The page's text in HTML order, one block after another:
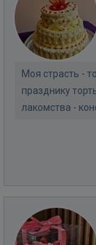
Моя страсть -
празднику
лакомства -